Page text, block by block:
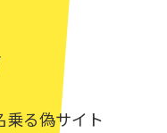
乗る偽サイト